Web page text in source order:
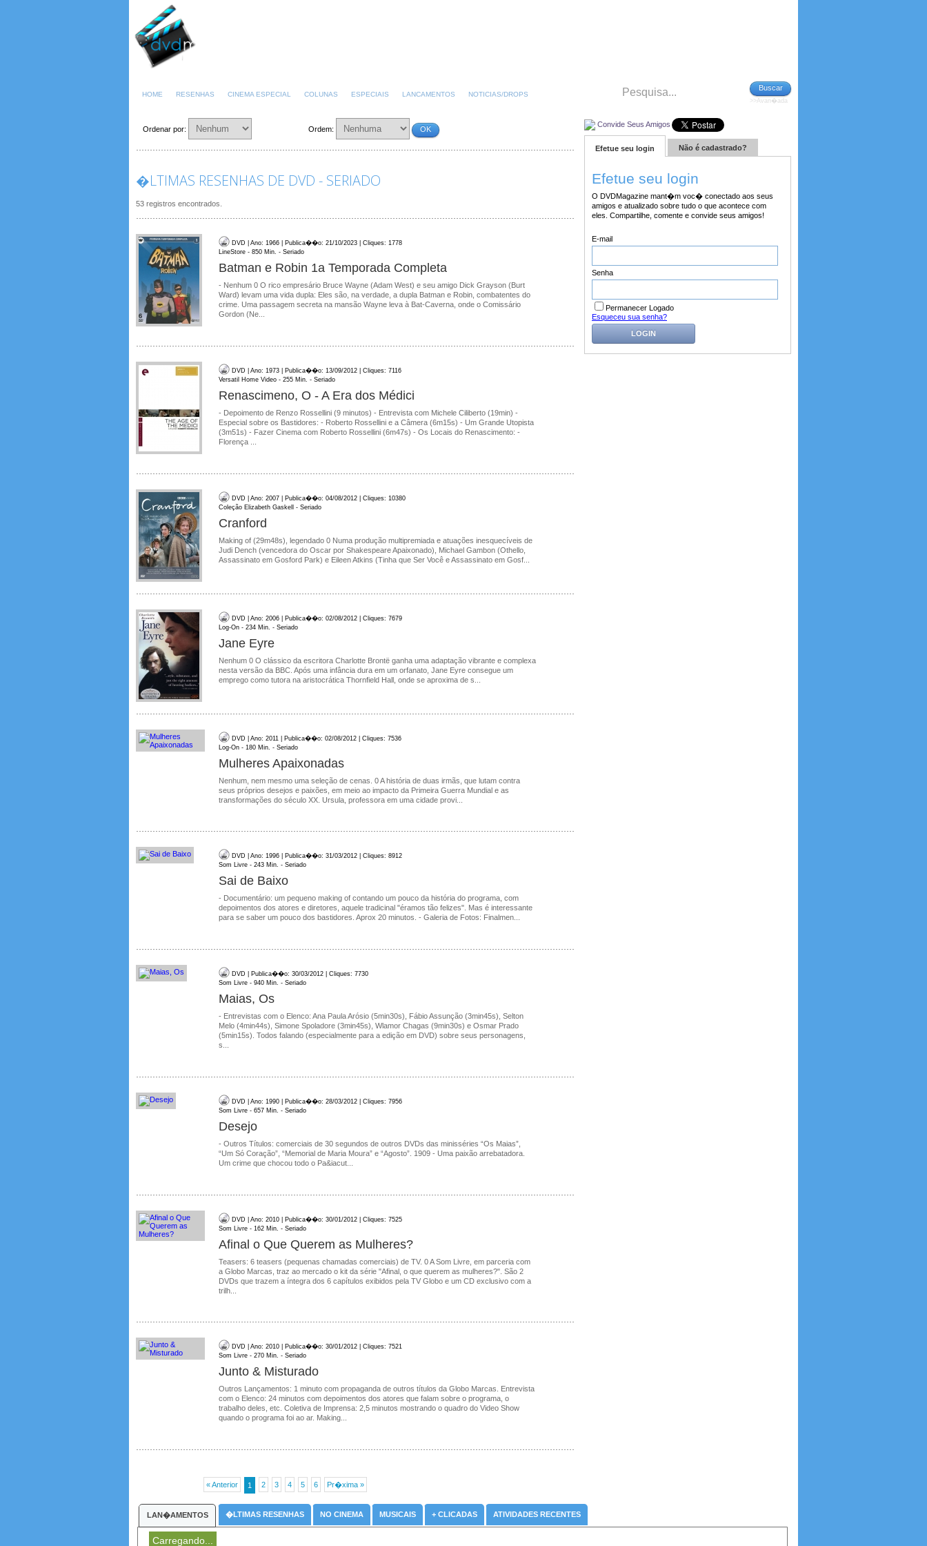
HOME RESENHAS CINEMA ESPECIAL COLUNAS ESPECIAIS LANCAMENTOS NOTICIAS/DROPS
Buscar
>>Avan�ada
Ordenar por: Ordem: OK
�LTIMAS RESENHAS DE DVD - SERIADO
53 registros encontrados.
DVD | Ano: 1966 | Publica��o: 21/10/2023 | Cliques: 1778
LineStore - 850 Min. - Seriado
Batman e Robin 1a Temporada Completa
- Nenhum 0 O rico empresário Bruce Wayne (Adam West) e seu amigo Dick Grayson (Burt
Ward) levam uma vida dupla: Eles são, na verdade, a dupla Batman e Robin, combatentes do
crime. Uma passagem secreta na mansão Wayne leva à Bat-Caverna, onde o Comissário
Gordon (Ne...
DVD | Ano: 1973 | Publica��o: 13/09/2012 | Cliques: 7116
Versatil Home Video - 255 Min. - Seriado
Renascimeno, O - A Era dos Médici
- Depoimento de Renzo Rossellini (9 minutos) - Entrevista com Michele Ciliberto (19min) -
Especial sobre os Bastidores: - Roberto Rossellini e a Câmera (6m15s) - Um Grande Utopista
(3m51s) - Fazer Cinema com Roberto Rossellini (6m47s) - Os Locais do Renascimento: -
Florença ...
DVD | Ano: 2007 | Publica��o: 04/08/2012 | Cliques: 10380
Coleção Elizabeth Gaskell - Seriado
Cranford
Making of (29m48s), legendado 0 Numa produção multipremiada e atuações inesquecíveis de
Judi Dench (vencedora do Oscar por Shakespeare Apaixonado), Michael Gambon (Othello,
Assassinato em Gosford Park) e Eileen Atkins (Tinha que Ser Você e Assassinato em Gosf...
DVD | Ano: 2006 | Publica��o: 02/08/2012 | Cliques: 7679
Log-On - 234 Min. - Seriado
Jane Eyre
Nenhum 0 O clássico da escritora Charlotte Brontë ganha uma adaptação vibrante e complexa
nesta versão da BBC. Após uma infância dura em um orfanato, Jane Eyre consegue um
emprego como tutora na aristocrática Thornfield Hall, onde se aproxima de s...
DVD | Ano: 2011 | Publica��o: 02/08/2012 | Cliques: 7536
Log-On - 180 Min. - Seriado
Mulheres Apaixonadas
Nenhum, nem mesmo uma seleção de cenas. 0 A história de duas irmãs, que lutam contra
seus próprios desejos e paixões, em meio ao impacto da Primeira Guerra Mundial e as
transformações do século XX. Ursula, professora em uma cidade provi...
DVD | Ano: 1996 | Publica��o: 31/03/2012 | Cliques: 8912
Som Livre - 243 Min. - Seriado
Sai de Baixo
- Documentário: um pequeno making of contando um pouco da história do programa, com
depoimentos dos atores e diretores, aquele tradicinal "éramos tão felizes". Mas é interessante
para se saber um pouco dos bastidores. Aprox 20 minutos. - Galeria de Fotos: Finalmen...
DVD | Publica��o: 30/03/2012 | Cliques: 7730
Som Livre - 940 Min. - Seriado
Maias, Os
- Entrevistas com o Elenco: Ana Paula Arósio (5min30s), Fábio Assunção (3min45s), Selton
Melo (4min44s), Simone Spoladore (3min45s), Wlamor Chagas (9min30s) e Osmar Prado
(5min15s). Todos falando (especialmente para a edição em DVD) sobre seus personagens,
s...
DVD | Ano: 1990 | Publica��o: 28/03/2012 | Cliques: 7956
Som Livre - 657 Min. - Seriado
Desejo
- Outros Títulos: comerciais de 30 segundos de outros DVDs das minisséries “Os Maias”,
“Um Só Coração”, “Memorial de Maria Moura” e “Agosto”. 1909 - Uma paixão arrebatadora.
Um crime que chocou todo o Pa&iacut...
DVD | Ano: 2010 | Publica��o: 30/01/2012 | Cliques: 7525
Som Livre - 162 Min. - Seriado
Afinal o Que Querem as Mulheres?
Teasers: 6 teasers (pequenas chamadas comerciais) de TV. 0 A Som Livre, em parceria com
a Globo Marcas, traz ao mercado o kit da série "Afinal, o que querem as mulheres?". São 2
DVDs que trazem a íntegra dos 6 capítulos exibidos pela TV Globo e um CD exclusivo com a
trilh...
DVD | Ano: 2010 | Publica��o: 30/01/2012 | Cliques: 7521
Som Livre - 270 Min. - Seriado
Junto & Misturado
Outros Lançamentos: 1 minuto com propaganda de outros títulos da Globo Marcas. Entrevista
com o Elenco: 24 minutos com depoimentos dos atores que falam sobre o programa, o
trabalho deles, etc. Coletiva de Imprensa: 2,5 minutos mostrando o quadro do Video Show
quando o programa foi ao ar. Making...
« Anterior 1 2 3 4 5 6 Pr�xima »
Convide Seus Amigos
Efetue seu login Não é cadastrado?
Efetue seu login
O DVDMagazine mant�m voc� conectado aos seus
amigos e atualizado sobre tudo o que acontece com
eles. Compartilhe, comente e convide seus amigos!
E-mail
Senha
Permanecer Logado
Esqueceu sua senha?
LOGIN
LAN�AMENTOS �LTIMAS RESENHAS NO CINEMA MUSICAIS + CLICADAS ATIVIDADES RECENTES
Carregando...